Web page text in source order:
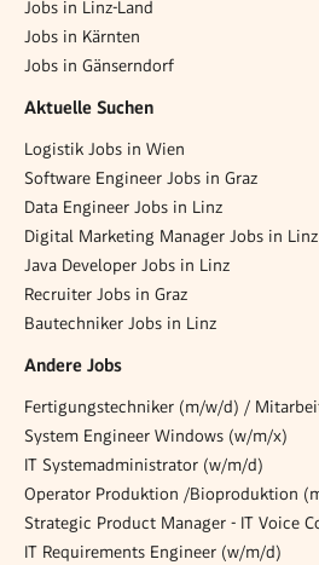
Jobs in Linz-Land
Jobs in Kärnten
Jobs in Gänserndorf
Aktuelle Suchen
Logistik Jobs in Wien
Software Engineer Jobs in Graz
Data Engineer Jobs in Linz
Digital Marketing Manager Jobs in Linz
Java Developer Jobs in Linz
Recruiter Jobs in Graz
Bautechniker Jobs in Linz
Andere Jobs
System Engineer Windows (w/m/x)
IT Systemadministrator (w/m/d)
IT Requirements Engineer (w/m/d)